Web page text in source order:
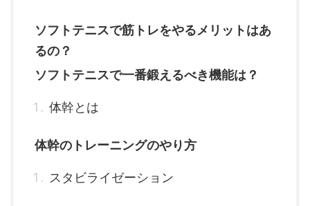
ソフトテニスで筋トレをやるメリットはあ
るの？
ソフトテニスで一番鍛えるべき機能は？
体幹とは
体幹のトレーニングのやり方
スタビライゼーション